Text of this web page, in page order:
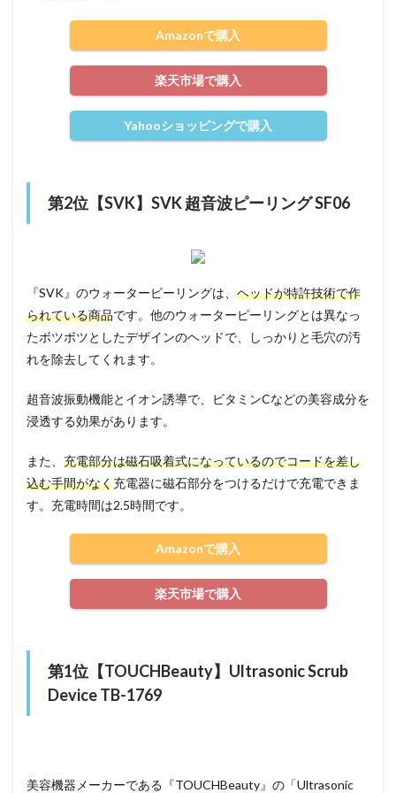
Amazonで購入
楽天市場で購入
Yahooショッピングで購入
第2位【SVK】SVK 超音波ピーリング SF06
『SVK』のウォーターピーリングは、 ヘッドが特許技術で作
られている商品です。他のウォーターピーリングとは異なっ
たボツボツとしたデザインのヘッドで、しっかりと毛穴の汚
れを除去してくれます。
超音波振動機能とイオン誘導で、ビタミンCなどの美容成分を
浸透する効果があります。
また、 充電部分は磁石吸着式になっているのでコードを差し
込む手間がなく充電器に磁石部分をつけるだけで充電できま
す。充電時間は2.5時間です。
Amazonで購入
楽天市場で購入
第1位【TOUCHBeauty】Ultrasonic Scrub
Device TB-1769
美容機器メーカーである『TOUCHBeauty』の「Ultrasonic